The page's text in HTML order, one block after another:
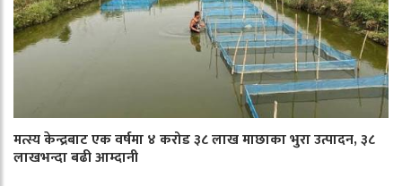
मत्स्य केन्द्रबाट एक वर्षमा ४ करोड ३८ लाख माछाका भुरा उत्पादन, ३८
लाखभन्दा बढी आम्दानी